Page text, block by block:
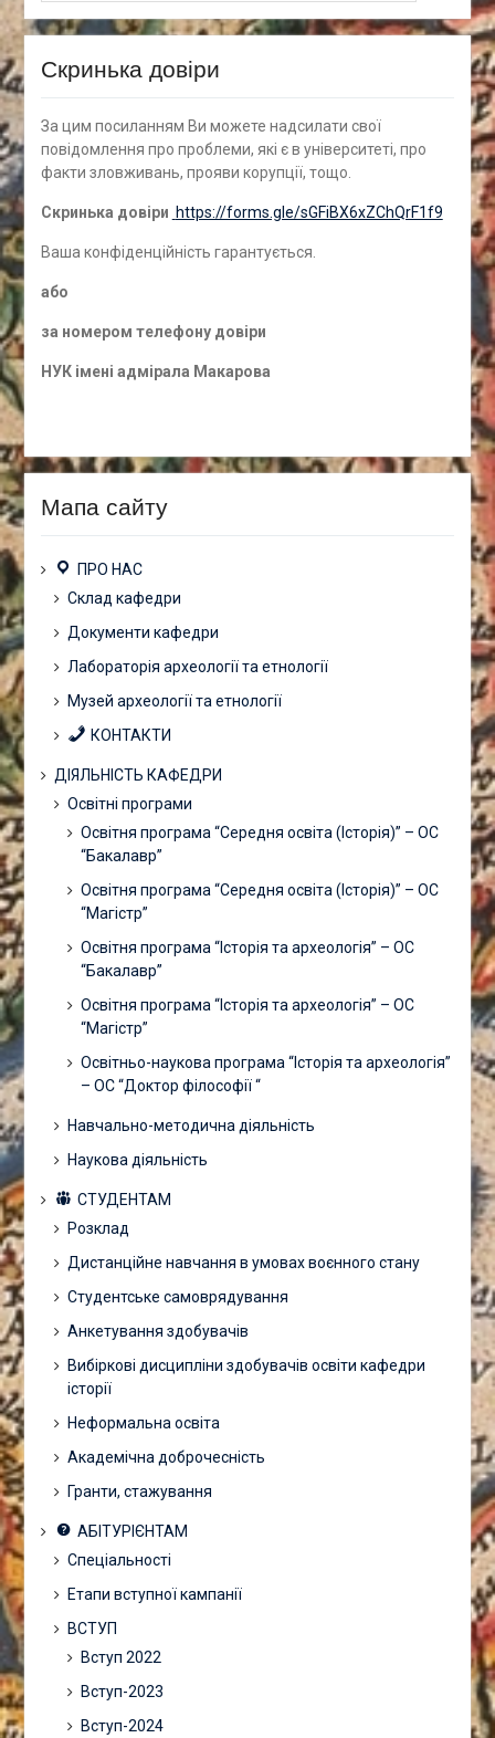
Скринька довіри
За цим посиланням Ви можете надсилати свої
повідомлення про проблеми, які є в університеті, про
факти зловживань, прояви корупції, тощо.
Скринька довіри https://forms.gle/sGFiBX6xZChQrF1f9
Ваша конфіденційність гарантується.
або
за номером телефону довіри
НУК імені адмірала Макарова
Мапа сайту
ПРО НАС
Склад кафедри
Документи кафедри
Лабораторія археології та етнології
Музей археології та етнології
КОНТАКТИ
ДІЯЛЬНІСТЬ КАФЕДРИ
Освітні програми
Освітня програма “Середня освіта (Історія)” – ОС
“Бакалавр”
Освітня програма “Середня освіта (Історія)” – ОС
“Магістр”
Освітня програма “Історія та археологія” – ОС
“Бакалавр”
Освітня програма “Історія та археологія” – ОС
“Магістр”
Освітньо-наукова програма “Історія та археологія”
– ОС “Доктор філософії “
Навчально-методична діяльність
Наукова діяльність
СТУДЕНТАМ
Розклад
Дистанційне навчання в умовах воєнного стану
Студентське самоврядування
Анкетування здобувачів
Вибіркові дисципліни здобувачів освіти кафедри
історії
Неформальна освіта
Академічна доброчесність
Гранти, стажування
АБІТУРІЄНТАМ
Спеціальності
Етапи вступної кампанії
ВСТУП
Вступ 2022
Вступ-2023
Вступ-2024